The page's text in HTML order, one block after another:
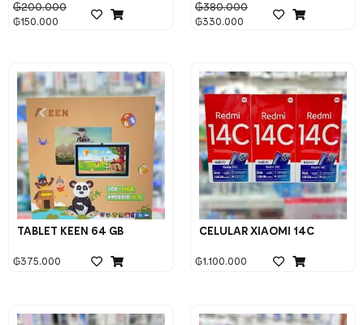
₲200.000
₲150.000
₲380.000
₲330.000
TABLET KEEN 64 GB
₲375.000
CELULAR XIAOMI 14C
₲1.100.000